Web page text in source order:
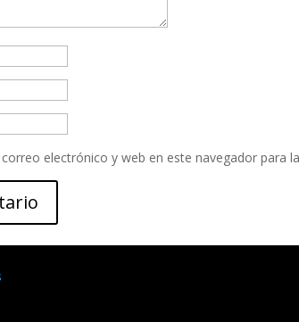
electrónico y web en este navegador para